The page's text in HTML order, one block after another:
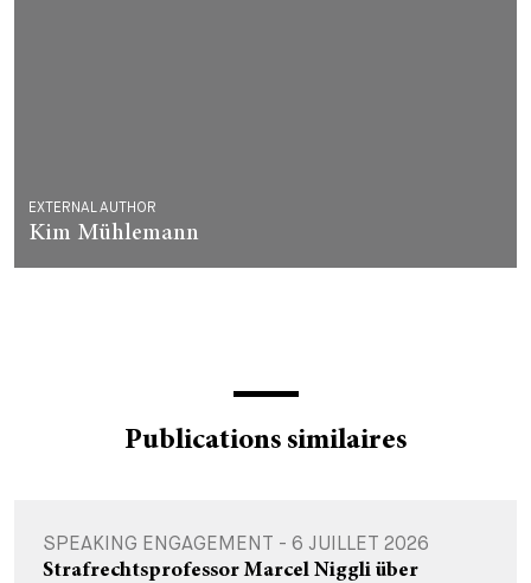
EXTERNAL AUTHOR
Kim Mühlemann
Publications similaires
SPEAKING ENGAGEMENT - 6 JUILLET 2026
Strafrechtsprofessor Marcel Niggli über